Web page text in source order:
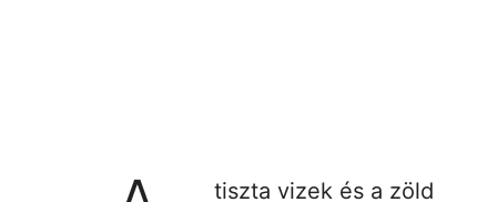
tiszta vizek és a zöld